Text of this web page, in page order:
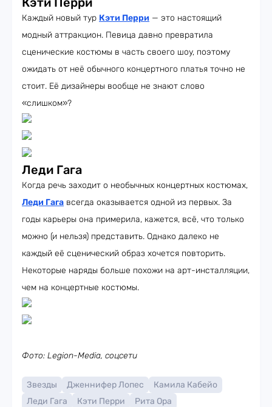
Каждый новый тур Кэти Перри — это настоящий
модный аттракцион. Певица давно превратила
сценические костюмы в часть своего шоу, поэтому
ожидать от неё обычного концертного платья точно не
стоит. Её дизайнеры вообще не знают слово
«слишком»?
Леди Гага
Когда речь заходит о необычных концертных костюмах,
Леди Гага всегда оказывается одной из первых. За
годы карьеры она примерила, кажется, всё, что только
можно (и нельзя) представить. Однако далеко не
каждый её сценический образ хочется повторить.
Некоторые наряды больше похожи на арт-инсталляции,
чем на концертные костюмы.
Фото: Legion-Media, соцсети
Звезды Дженнифер Лопес
Камила Кабейо
Леди Гага
Кэти Перри Рита Ора